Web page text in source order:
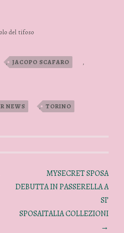
del tifoso
, JACOPO SCAFARO ,
NEWS , TORINO
MYSECRET SPOSA
DEBUTTA IN PASSERELLA A
SI’
SPOSAITALIA COLLEZIONI
→